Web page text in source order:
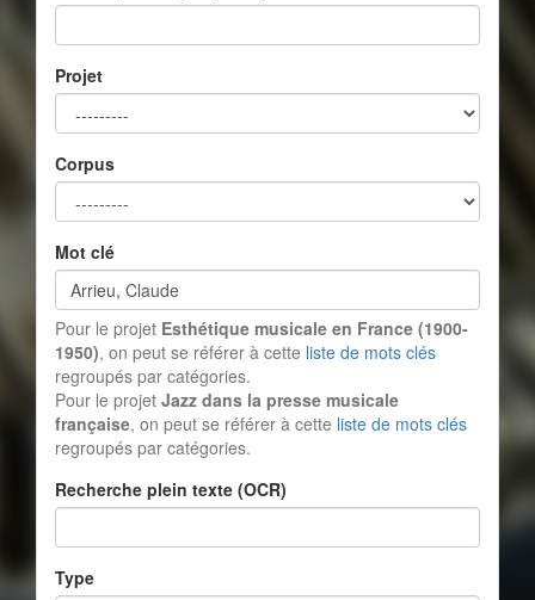
Projet
Corpus
Mot clé
Pour le projet Esthétique musicale en France (1900-
1950), on peut se référer à cette liste de mots clés
regroupés par catégories.
Pour le projet Jazz dans la presse musicale
française, on peut se référer à cette liste de mots clés
regroupés par catégories.
Recherche plein texte (OCR)
Type